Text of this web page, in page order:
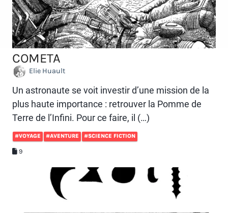
COMETA
Elie Huault
Un astronaute se voit investir d’une mission de la
plus haute importance : retrouver la Pomme de
Terre de l’Infini. Pour ce faire, il (…)
#VOYAGE #AVENTURE #SCIENCE FICTION
9